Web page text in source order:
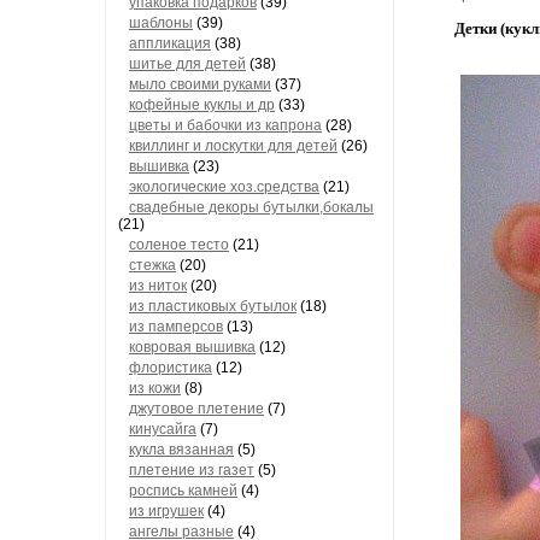
шаблоны (39)
аппликация (38)
шитье для детей (38)
мыло своими руками (37)
кофейные куклы и др (33)
цветы и бабочки из капрона (28)
квиллинг и лоскутки для детей (26)
вышивка (23)
экологические хоз.средства (21)
свадебные декоры бутылки,бокалы
(21)
соленое тесто (21)
стежка (20)
из ниток (20)
из пластиковых бутылок (18)
из памперсов (13)
ковровая вышивка (12)
флористика (12)
из кожи (8)
джутовое плетение (7)
кинусайга (7)
кукла вязанная (5)
плетение из газет (5)
роспись камней (4)
из игрушек (4)
ангелы разные (4)
Детки